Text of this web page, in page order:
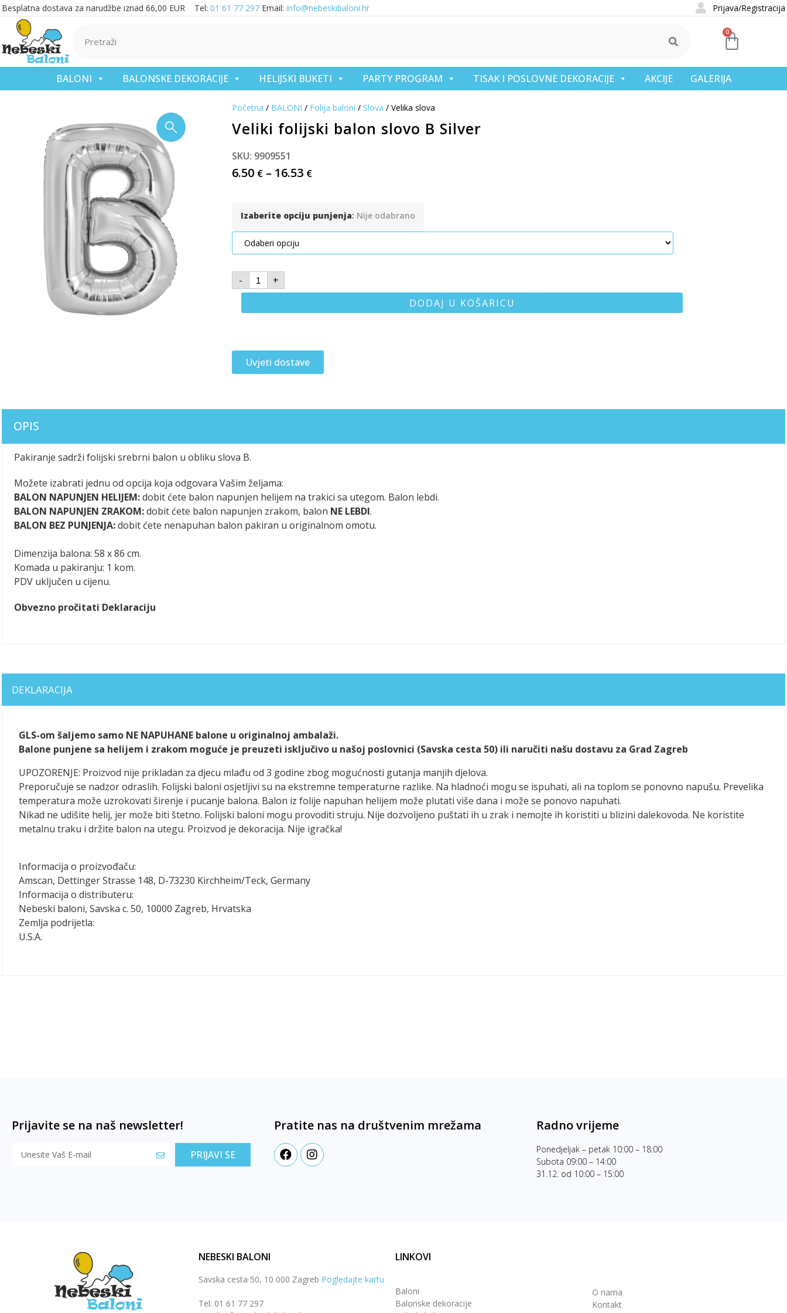
Besplatna dostava za narudžbe iznad 66,00 EUR Tel: 01 61 77 297 Email: info@nebeskibaloni.hr Prijava/Registracija
0
BALONI BALONSKE DEKORACIJE HELIJSKI BUKETI PARTY PROGRAM TISAK I POSLOVNE DEKORACIJE AKCIJE GALERIJA
Početna / BALONI / Folija baloni / Slova / Velika slova
Veliki folijski balon slovo B Silver
SKU: 9909551
6.50 €– 16.53 €
Izaberite opciju punjenja: Nije odabrano
-
+
DODAJ U KOŠARICU
Uvjeti dostave
OPIS
Pakiranje sadrži folijski srebrni balon u obliku slova B.
Možete izabrati jednu od opcija koja odgovara Vašim željama:
BALON NAPUNJEN HELIJEM:dobit ćete balon napunjen helijem na trakici sa utegom. Balon lebdi.
BALON NAPUNJEN ZRAKOM:dobit ćete balon napunjen zrakom, balon NE LEBDI.
BALON BEZ PUNJENJA:dobit ćete nenapuhan balon pakiran u originalnom omotu.
Dimenzija balona: 58 x 86 cm.
Komada u pakiranju: 1 kom.
PDV uključen u cijenu.
Obvezno pročitati Deklaraciju
DEKLARACIJA
GLS-om šaljemo samo NE NAPUHANE balone u originalnoj ambalaži.
Balone punjene sa helijem i zrakom moguće je preuzeti isključivo u našoj poslovnici (Savska cesta 50) ili naručiti našu dostavu za Grad Zagreb
UPOZORENJE: Proizvod nije prikladan za djecu mlađu od 3 godine zbog mogućnosti gutanja manjih djelova.
Preporučuje se nadzor odraslih. Folijski baloni osjetljivi su na ekstremne temperaturne razlike. Na hladnoći mogu se ispuhati, ali na toplom se ponovno napušu. Prevelika
temperatura može uzrokovati širenje i pucanje balona. Balon iz folije napuhan helijem može plutati više dana i može se ponovo napuhati.
Nikad ne udišite helij, jer može biti štetno. Folijski baloni mogu provoditi struju. Nije dozvoljeno puštati ih u zrak i nemojte ih koristiti u blizini dalekovoda. Ne koristite
metalnu traku i držite balon na utegu. Proizvod je dekoracija. Nije igračka!
Informacija o proizvođaču:
Amscan, Dettinger Strasse 148, D-73230 Kirchheim/Teck, Germany
Informacija o distributeru:
Nebeski baloni, Savska c. 50, 10000 Zagreb, Hrvatska
Zemlja podrijetla:
U.S.A.
Prijavite se na naš newsletter!
PRIJAVI SE
Pratite nas na društvenim mrežama Radno vrijeme
Ponedjeljak – petak 10:00 – 18:00
Subota 09:00 – 14:00
31.12. od 10:00 – 15:00
NEBESKI BALONI
Savska cesta 50, 10 000 Zagreb Pogledajte kartu
Tel: 01 61 77 297
LINKOVI
Baloni
Balonske dekoracije
O nama
Kontakt